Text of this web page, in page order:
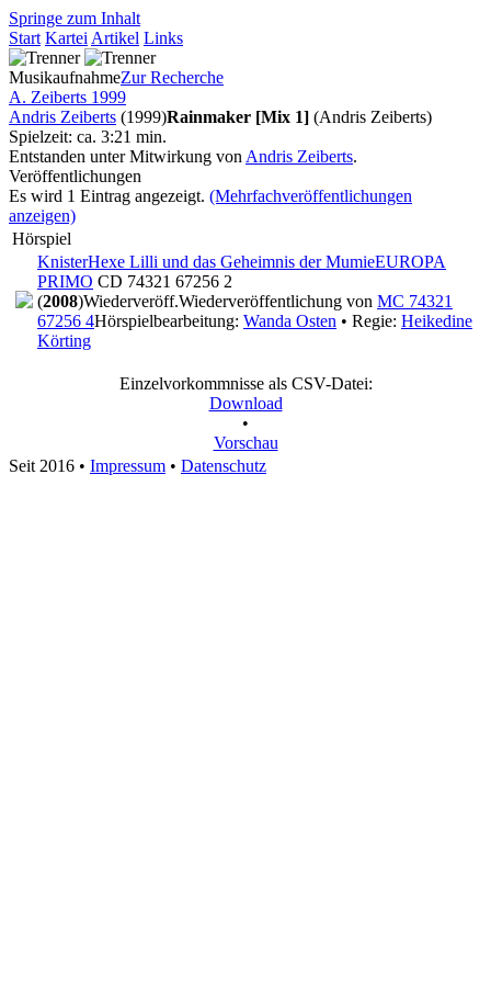
Springe zum Inhalt
Start Kartei Artikel Links
MusikaufnahmeZur Recherche
A. Zeiberts 1999
Andris Zeiberts (1999)Rainmaker [Mix 1] (Andris Zeiberts)
Spielzeit: ca. 3:21 min.
Entstanden unter Mitwirkung von Andris Zeiberts.
Veröffentlichungen
Es wird 1 Eintrag angezeigt. (Mehrfachveröffentlichungen
anzeigen)
Hörspiel
KnisterHexe Lilli und das Geheimnis der MumieEUROPA
PRIMO CD 74321 67256 2
(2008)Wiederveröff.Wiederveröffentlichung von MC 74321
67256 4Hörspielbearbeitung: Wanda Osten • Regie: Heikedine
Körting
Einzelvorkommnisse als CSV-Datei:
Download
•
Vorschau
Seit 2016 • Impressum • Datenschutz